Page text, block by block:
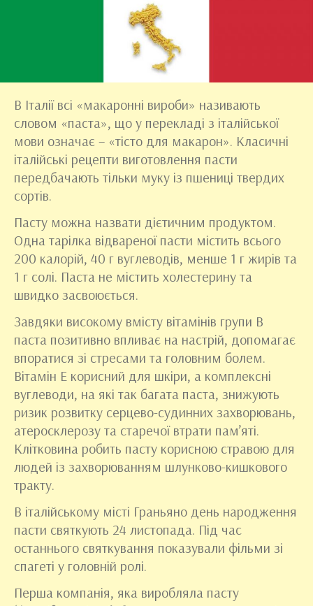
В Італії всі «макаронні вироби» називають
словом «паста», що у перекладі з італійської
мови означає – «тісто для макарон». Класичні
італійські рецепти виготовлення пасти
передбачають тільки муку із пшениці твердих
сортів.
Пасту можна назвати дієтичним продуктом.
Одна тарілка відвареної пасти містить всього
200 калорій, 40 г вуглеводів, менше 1 г жирів та
1 г солі. Паста не містить холестерину та
швидко засвоюється.
Завдяки високому вмісту вітамінів групи В
паста позитивно впливає на настрій, допомагає
впоратися зі стресами та головним болем.
Вітамін Е корисний для шкіри, а комплексні
вуглеводи, на які так багата паста, знижують
ризик розвитку серцево-судинних захворювань,
атеросклерозу та старечої втрати пам’яті.
Клітковина робить пасту корисною стравою для
людей із захворюванням шлунково-кишкового
тракту.
В італійському місті Граньяно день народження
пасти святкують 24 листопада. Під час
останнього святкування показували фільми зі
спагеті у головній ролі.
Перша компанія, яка виробляла пасту